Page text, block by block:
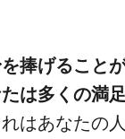
捧げること
は多くの満
はあなたの